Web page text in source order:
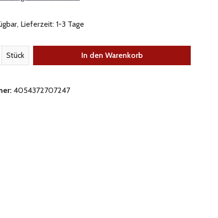
Lieferzeit: 1-3 Tage
Gib den gewünschten Wert ein oder
Stück In den Warenkorb
4054372707247